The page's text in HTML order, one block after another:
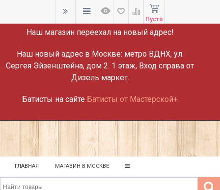
ВНИМАНИЕ!
Наш магазин переехал на новый адрес!
Наш новый адрес в Москве: метро ВДНХ, ул.
Сергея Эйзенштейна, дом 2. 1 этаж, Вход справа от
Дизель маркет.
Батисты на сайте Батисты от Мастерской+
Пусто
ГЛАВНАЯ МАГАЗИН В МОСКВЕ